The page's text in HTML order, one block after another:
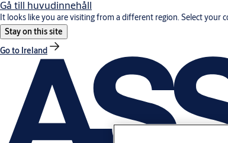
Gå till huvudinnehåll
It looks like you are visiting from a different region. Select your
Stay on this site
Go to Ireland